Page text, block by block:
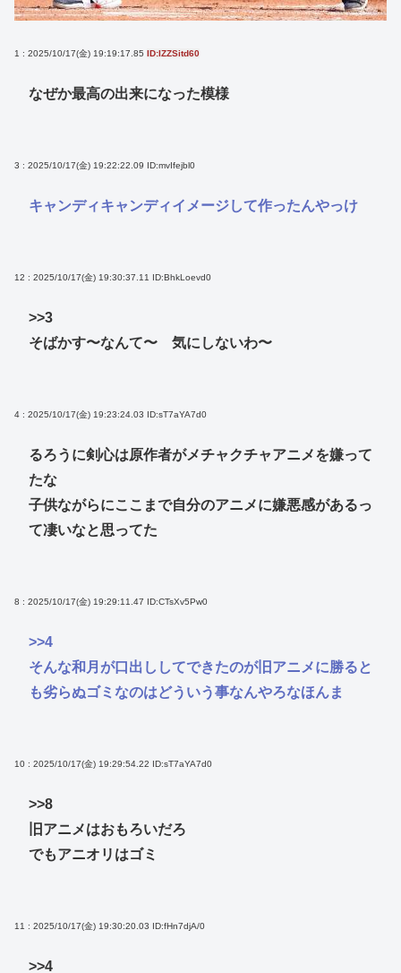
1 : 2025/10/17(金) 19:19:17.85 ID:IZZSitd60
なぜか最高の出来になった模様
3 : 2025/10/17(金) 19:22:22.09 ID:mvIfejbl0
キャンディキャンディイメージして作ったんやっけ
12 : 2025/10/17(金) 19:30:37.11 ID:BhkLoevd0
>>3
そばかす〜なんて〜 気にしないわ〜
4 : 2025/10/17(金) 19:23:24.03 ID:sT7aYA7d0
るろうに剣心は原作者がメチャクチャアニメを嫌って
たな
子供ながらにここまで自分のアニメに嫌悪感があるっ
て凄いなと思ってた
8 : 2025/10/17(金) 19:29:11.47 ID:CTsXv5Pw0
>>4
そんな和月が口出ししてできたのが旧アニメに勝ると
も劣らぬゴミなのはどういう事なんやろなほんま
10 : 2025/10/17(金) 19:29:54.22 ID:sT7aYA7d0
>>8
旧アニメはおもろいだろ
でもアニオリはゴミ
11 : 2025/10/17(金) 19:30:20.03 ID:fHn7djA/0
>>4